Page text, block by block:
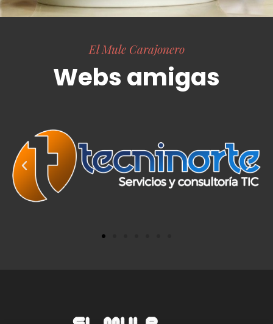
El Mule Carajonero
Webs amigas